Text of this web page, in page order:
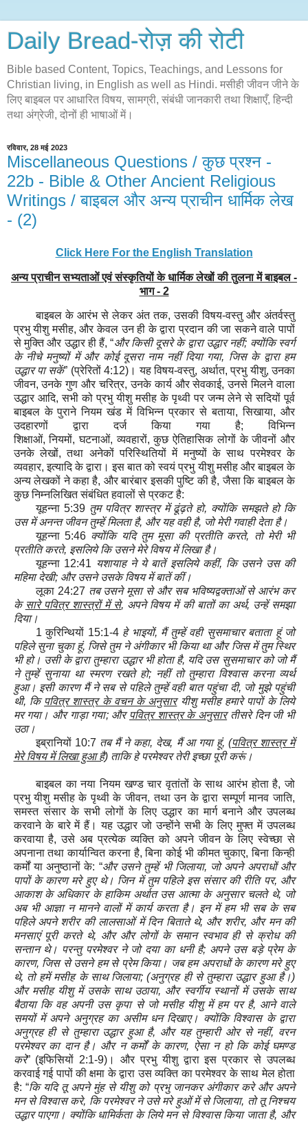
Daily Bread-रोज़ की रोटी
Bible based Content, Topics, Teachings, and Lessons for
Christian living, in English as well as Hindi. मसीही जीवन जीने के
लिए बाइबल पर आधारित विषय, सामग्री, संबंधी जानकारी तथा शिक्षाएँ, हिन्दी
तथा अंग्रेजी, दोनों ही भाषाओं में।
रविवार, 28 मई 2023
Miscellaneous Questions / कुछ प्रश्न -
22b - Bible & Other Ancient Religious
Writings / बाइबल और अन्य प्राचीन धार्मिक लेख
- (2)
Click Here For the English Translation
अन्य प्राचीन सभ्यताओं एवं संस्कृतियों के धार्मिक लेखों की तुलना में बाइबल -
भाग - 2
बाइबल के आरंभ से लेकर अंत तक, उसकी विषय-वस्तु और अंतर्वस्तु
प्रभु यीशु मसीह,और केवल उन ही के द्वारा प्रदान की जा सकने वाले पापों
से मुक्ति और उद्धार ही हैं, “और किसी दूसरे के द्वारा उद्धार नहीं; क्योंकि स्वर्ग
के नीचे मनुष्यों में और कोई दूसरा नाम नहीं दिया गया, जिस के द्वारा हम
उद्धार पा सकें” (प्रेरितों4:12) । यह विषय-वस्तु, अर्थात, प्रभु यीशु,उनका
जीवन,उनके गुण और चरित्र,उनके कार्य और सेवकाई,उनसे मिलने वाला
उद्धार आदि, सभी को प्रभु यीशु मसीह के पृथ्वी पर जन्म लेने से सदियों पूर्व
बाइबल के पुराने नियम खंड में विभिन्न प्रकार से बताया,सिखाया, और
उदहारणों द्वारा दर्ज किया गया है; विभिन्न
शिक्षाओं,नियमों,घटनाओं,व्यवहारों,कुछ ऐतिहासिक लोगों के जीवनों और
उनके लेखों,तथा अनेकों परिस्थितियों में मनुष्यों के साथ परमेश्वर के
व्यवहार,इत्यादि के द्वारा। इस बात को स्वयं प्रभु यीशु मसीह और बाइबल के
अन्य लेखकों ने कहा है, और बारंबार इसकी पुष्टि की है,जैसा कि बाइबल के
कुछ निम्नलिखित संबंधित हवालों से प्रकट है:
यूहन्ना 5:39 तुम पवित्र शास्त्र में ढूंढ़ते हो, क्योंकि समझते हो कि
उस में अनन्त जीवन तुम्हें मिलता है, और यह वही है, जो मेरी गवाही देता है।
यूहन्ना5:46 क्योंकि यदि तुम मूसा की प्रतीति करते, तो मेरी भी
प्रतीति करते, इसलिये कि उसने मेरे विषय में लिखा है।
यूहन्ना 12:41 यशायाह ने ये बातें इसलिये कहीं, कि उसने उस की
महिमा देखी; और उसने उसके विषय में बातें कीं।
लूका 24:27 तब उसने मूसा से और सब भविष्यद्वक्ताओं से आरंभ कर
के सारे पवित्र शास्‍त्रों में से, अपने विषय में की बातों का अर्थ, उन्हें समझा
दिया।
1कुरिन्थियों 15:1-4 हे भाइयों, मैं तुम्हें वही सुसमाचार बताता हूं जो
पहिले सुना चुका हूं, जिसे तुम ने अंगीकार भी किया था और जिस में तुम स्थिर
भी हो। उसी के द्वारा तुम्हारा उद्धार भी होता है, यदि उस सुसमाचार को जो मैं
ने तुम्हें सुनाया था स्मरण रखते हो; नहीं तो तुम्हारा विश्वास करना व्यर्थ
हुआ। इसी कारण मैं ने सब से पहिले तुम्हें वही बात पहुंचा दी, जो मुझे पहुंची
थी, कि पवित्र शास्त्र के वचन के अनुसारयीशु मसीह हमारे पापों के लिये
मर गया। और गाड़ा गया; और पवित्र शास्त्र के अनुसारतीसरे दिन जी भी
उठा।
इब्रानियों 10:7 तब मैं ने कहा, देख, मैं आ गया हूं, (पवित्र शास्त्र में
मेरे विषय में लिखा हुआ है) ताकि हे परमेश्वर तेरी इच्छा पूरी करूं।
बाइबल का नया नियम खण्ड चार वृतांतों के साथ आरंभ होता है, जो
प्रभु यीशु मसीह के पृथ्वी के जीवन,तथा उन के द्वारा सम्पूर्ण मानव जाति,
समस्त संसार के सभी लोगों के लिए उद्धार का मार्ग बनाने और उपलब्ध
करवाने के बारे में हैं। यह उद्धार जो उन्होंने सभी के लिए मुफ्त में उपलब्ध
करवाया है, उसे अब प्रत्येक व्यक्ति को अपने जीवन के लिए स्वेच्छा से
अपनाना तथा कार्यान्वित करना है,बिना कोई भी कीमत चुकाए,बिना किन्ही
कर्मों या अनुष्ठानों के: “और उसने तुम्हें भी जिलाया, जो अपने अपराधों और
पापों के कारण मरे हुए थे। जिन में तुम पहिले इस संसार की रीति पर, और
आकाश के अधिकार के हाकिम अर्थात उस आत्मा के अनुसार चलते थे, जो
अब भी आज्ञा न मानने वालों में कार्य करता है। इन में हम भी सब के सब
पहिले अपने शरीर की लालसाओं में दिन बिताते थे, और शरीर, और मन की
मनसाएं पूरी करते थे, और और लोगों के समान स्‍वभाव ही से क्रोध की
सन्तान थे। परन्तु परमेश्वर ने जो दया का धनी है; अपने उस बड़े प्रेम के
कारण, जिस से उसने हम से प्रेम किया। जब हम अपराधों के कारण मरे हुए
थे, तो हमें मसीह के साथ जिलाया; (अनुग्रह ही से तुम्हारा उद्धार हुआ है।)
और मसीह यीशु में उसके साथ उठाया, और स्‍वर्गीय स्थानों में उसके साथ
बैठाया कि वह अपनी उस कृपा से जो मसीह यीशु में हम पर है, आने वाले
समयों में अपने अनुग्रह का असीम धन दिखाए। क्योंकि विश्वास के द्वारा
अनुग्रह ही से तुम्हारा उद्धार हुआ है, और यह तुम्हारी ओर से नहीं, वरन
परमेश्वर का दान है। और न कर्मों के कारण, ऐसा न हो कि कोई घमण्‍ड
करे”(इफिसियों 2:1-9) । और प्रभु यीशु द्वारा इस प्रकार से उपलब्ध
करवाई गई पापों की क्षमा के द्वारा उस व्यक्ति का परमेश्वर के साथ मेल होता
है: “कि यदि तू अपने मुंह से यीशु को प्रभु जानकर अंगीकार करे और अपने
मन से विश्वास करे, कि परमेश्वर ने उसे मरे हुओं में से जिलाया, तो तू निश्चय
उद्धार पाएगा। क्योंकि धामिर्कता के लिये मन से विश्वास किया जाता है, और